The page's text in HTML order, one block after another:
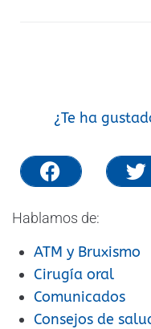
¿Te ha
Hablamos de:
ATM y Bruxismo
Cirugía oral
Comunicados
Consejos de